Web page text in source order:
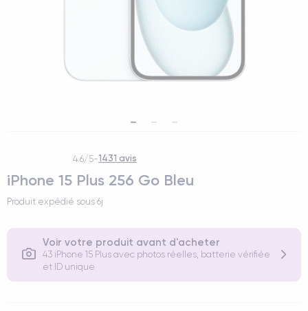
4.6/5-1431 avis
iPhone 15 Plus 256 Go Bleu
Produit expédié sous 6j
Voir votre produit avant d'acheter
43 iPhone 15 Plus avec photos réelles, batterie vérifiée
et ID unique